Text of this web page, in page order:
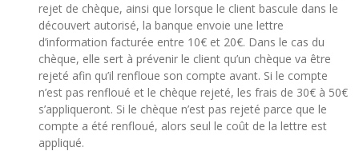
rejet de chèque, ainsi que lorsque le client bascule dans le
découvert autorisé, la banque envoie une lettre
d’information facturée entre 10€ et 20€. Dans le cas du
chèque, elle sert à prévenir le client qu’un chèque va être
rejeté afin qu’il renfloue son compte avant. Si le compte
n’est pas renfloué et le chèque rejeté, les frais de 30€ à 50€
s’appliqueront. Si le chèque n’est pas rejeté parce que le
compte a été renfloué, alors seul le coût de la lettre est
appliqué.